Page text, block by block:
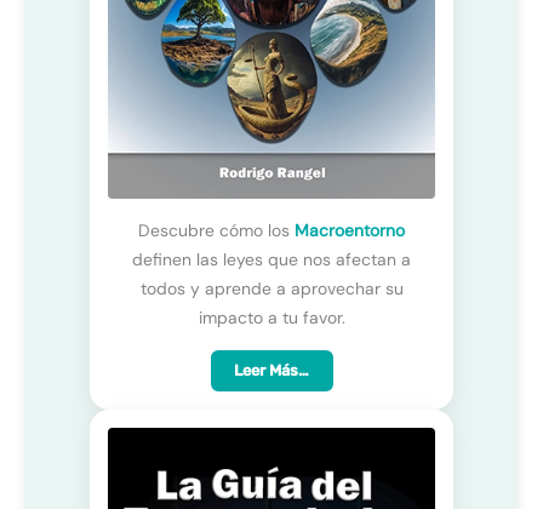
Descubre cómo los Macroentorno
definen las leyes que nos afectan a
todos y aprende a aprovechar su
impacto a tu favor.
Leer Más…